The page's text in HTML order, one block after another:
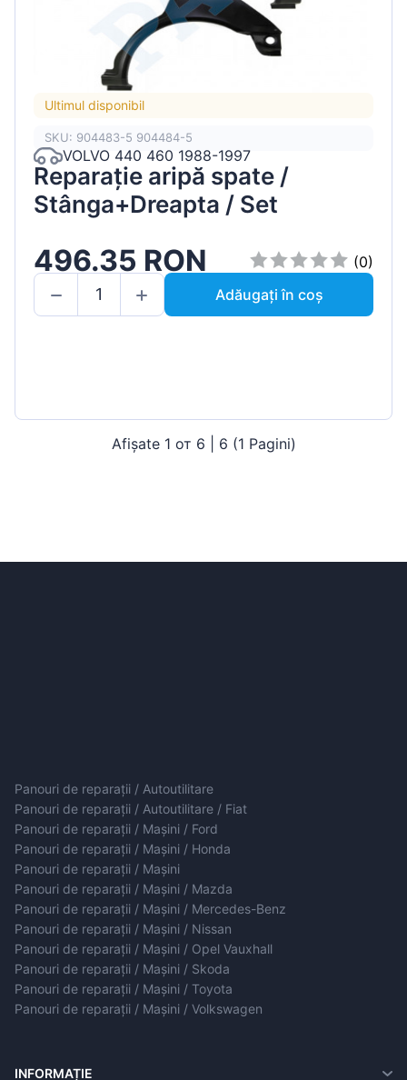
Ultimul disponibil
SKU: 904483-5 904484-5
VOLVO 440 460 1988-1997
Reparație aripă spate /
Stânga+Dreapta / Set
496.35 RON
(0)
Adăugați în coș
Afișate 1 от 6 | 6 (1 Pagini)
Panouri de reparații / Autoutilitare
Panouri de reparații / Autoutilitare / Fiat
Panouri de reparații / Mașini / Ford
Panouri de reparații / Mașini / Honda
Panouri de reparații / Mașini
Panouri de reparații / Mașini / Mazda
Panouri de reparații / Mașini / Mercedes-Benz
Panouri de reparații / Mașini / Nissan
Panouri de reparații / Mașini / Opel Vauxhall
Panouri de reparații / Mașini / Skoda
Panouri de reparații / Mașini / Toyota
Panouri de reparații / Mașini / Volkswagen
INFORMAȚIE